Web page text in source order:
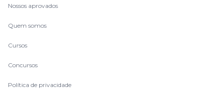
Nossos aprovados
Quem somos
Cursos
Concursos
Política de privacidade